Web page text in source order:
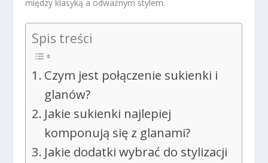
między klasyką a odważnym stylem.
Spis treści
Czym jest połączenie sukienki i
glanów?
Jakie sukienki najlepiej
komponują się z glanami?
Jakie dodatki wybrać do stylizacji